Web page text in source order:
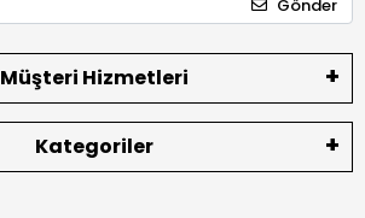
Gönder
Müşteri Hizmetleri
Kategoriler